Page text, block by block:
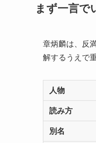
まず一言で
章炳麟は、反
解するうえで
人物
読み方
別名